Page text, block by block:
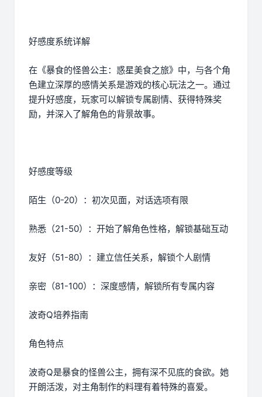
好感度系统详解
在《暴食的怪兽公主：惑星美食之旅》中，与各个角
色建立深厚的感情关系是游戏的核心玩法之一。通过
提升好感度，玩家可以解锁专属剧情、获得特殊奖
励，并深入了解角色的背景故事。
好感度等级
陌生（0-20）：初次见面，对话选项有限
熟悉（21-50）：开始了解角色性格，解锁基础互动
友好（51-80）：建立信任关系，解锁个人剧情
亲密（81-100）：深度感情，解锁所有专属内容
波奇Q培养指南
角色特点
波奇Q是暴食的怪兽公主，拥有深不见底的食欲。她
开朗活泼，对主角制作的料理有着特殊的喜爱。